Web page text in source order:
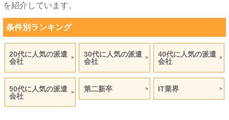
を紹介しています。
条件別ランキング
20代に人気の派遣
会社
30代に人気の派遣
会社
40代に人気の派遣
会社
50代に人気の派遣
会社
第二新卒 IT業界